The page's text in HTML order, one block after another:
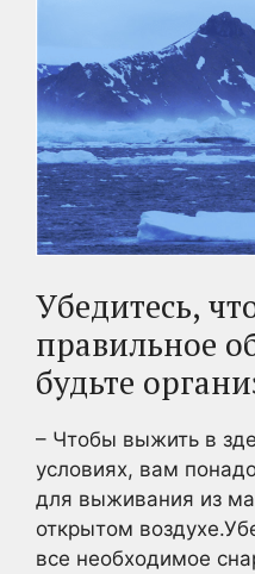
Убедитесь,
правильное
будьте
– Чтобы выжить в
условиях, вам
для выживания из
открытом
все необходимое